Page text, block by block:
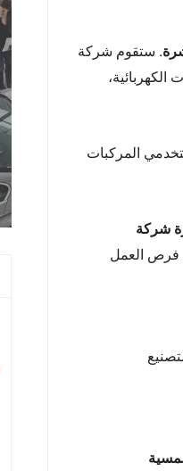
. ستقوم شركة
المركبات
شركة
فرص العمل